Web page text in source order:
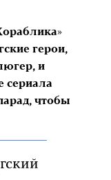
герои,
и
сериала
чтобы